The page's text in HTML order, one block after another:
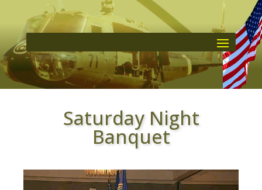
Saturday Night
Banquet